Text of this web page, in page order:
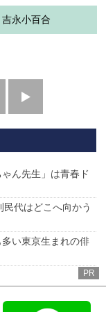
永小百合
へ
ん先生」は青春ド
民代はどこへ向かう
い東京生まれの俳
PR